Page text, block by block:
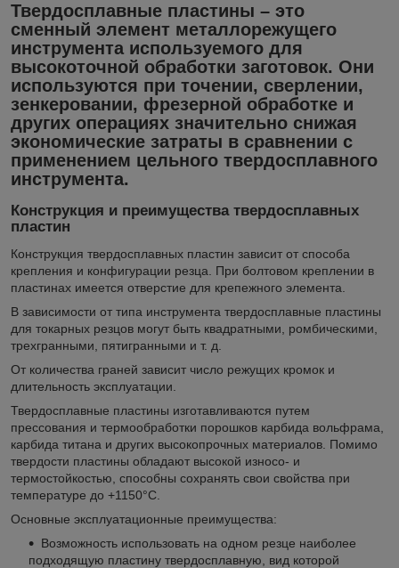
Твердосплавные пластины – это
сменный элемент металлорежущего
инструмента используемого для
высокоточной обработки заготовок. Они
используются при точении, сверлении,
зенкеровании, фрезерной обработке и
других операциях значительно снижая
экономические затраты в сравнении с
применением цельного твердосплавного
инструмента.
Конструкция и преимущества твердосплавных
пластин
Конструкция твердосплавных пластин зависит от способа
крепления и конфигурации резца. При болтовом креплении в
пластинах имеется отверстие для крепежного элемента.
В зависимости от типа инструмента твердосплавные пластины
для токарных резцов могут быть квадратными, ромбическими,
трехгранными, пятигранными и т. д.
От количества граней зависит число режущих кромок и
длительность эксплуатации.
Твердосплавные пластины изготавливаются путем
прессования и термообработки порошков карбида вольфрама,
карбида титана и других высокопрочных материалов. Помимо
твердости пластины обладают высокой износо- и
термостойкостью, способны сохранять свои свойства при
температуре до +1150°С.
Основные эксплуатационные преимущества:
Возможность использовать на одном резце наиболее
подходящую пластину твердосплавную, вид которой